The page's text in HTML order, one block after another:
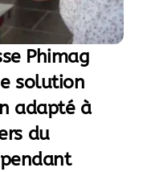
Phimag
solution
adapté à
du